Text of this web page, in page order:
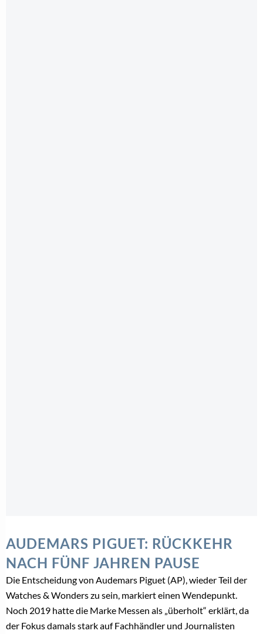
AUDEMARS PIGUET: RÜCKKEHR
NACH FÜNF JAHREN PAUSE
Die Entscheidung von Audemars Piguet (AP), wieder Teil der
Watches & Wonders zu sein, markiert einen Wendepunkt.
Noch 2019 hatte die Marke Messen als „überholt“ erklärt, da
der Fokus damals stark auf Fachhändler und Journalisten